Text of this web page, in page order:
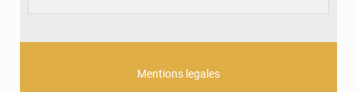
Mentions legales